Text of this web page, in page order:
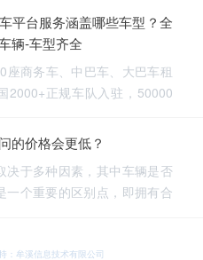
送飞机、厂班车、校车、婚庆
服务。
平台服务涵盖哪些车型？全
辆-车型齐全
座商务车、中巴车、大巴车租
2000+正规车队入驻，50000
的价格会更低？
决于多种因素，其中车辆是否
一个重要的区别点，即拥有合
车费用，因为它们不需要承
：牟溪信息技术有限公司